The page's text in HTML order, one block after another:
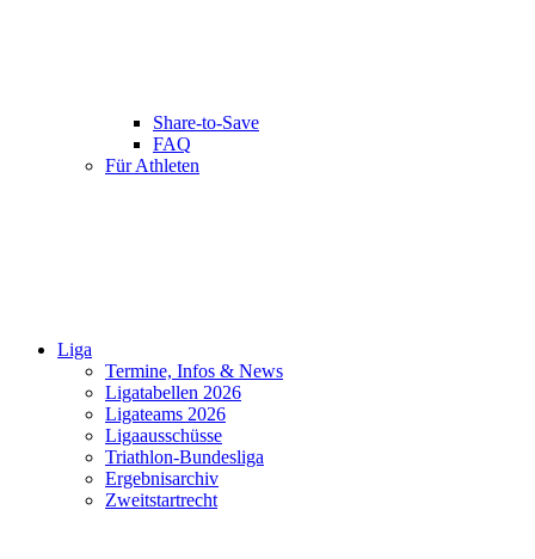
Share-to-Save
FAQ
Für Athleten
Liga
Termine, Infos & News
Ligatabellen 2026
Ligateams 2026
Ligaausschüsse
Triathlon-Bundesliga
Ergebnisarchiv
Zweitstartrecht